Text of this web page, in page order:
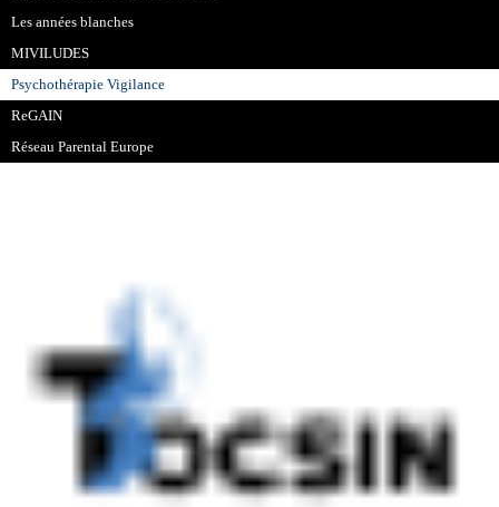
Les années blanches
MIVILUDES
Psychothérapie Vigilance
ReGAIN
Réseau Parental Europe